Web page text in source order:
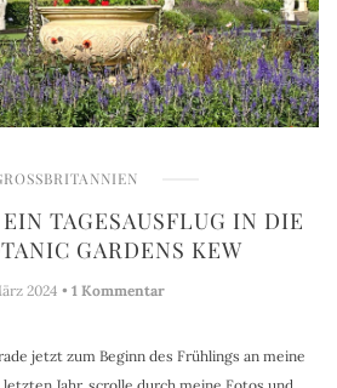
TAGESAUSFLUG IN DIE
GARDENS KEW
2024 • 1 Kommentar
jetzt zum Beginn des Frühlings an meine